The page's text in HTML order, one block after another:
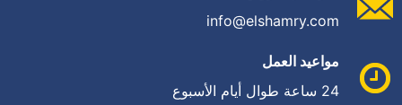
info@elshamry.com
مواعيد العمل
24 ساعة طوال أيام الأسبوع